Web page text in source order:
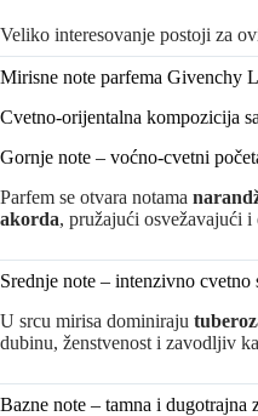
Veliko interesovanje postoji za
Mirisne note parfema Givenchy
Cvetno-orijentalna kompozicija
Gornje note – voćno-cvetni
Parfem se otvara notama
akorda, pružajući osvežavajući i
Srednje note – intenzivno cvetno
U srcu mirisa dominiraju
dubinu, ženstvenost i zavodljiv
Bazne note – tamna i dugotrajna